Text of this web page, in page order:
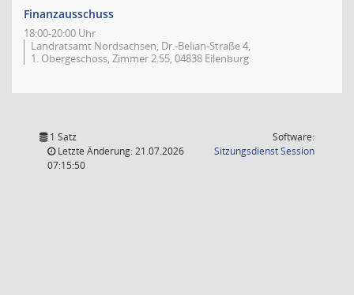
Finanzausschuss
18:00-20:00 Uhr
Landratsamt Nordsachsen, Dr.-Belian-Straße 4,
1. Obergeschoss, Zimmer 2.55, 04838 Eilenburg
1 Satz
Letzte Änderung: 21.07.2026
07:15:50
Software:
SitzungsdienstSession(Wird in